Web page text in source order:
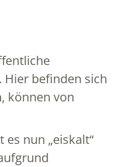
befinden sich
können von
nun „eiskalt“